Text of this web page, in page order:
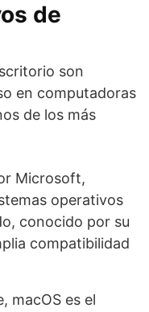
de
son
en computadoras
de los más
Microsoft,
operativos
conocido por su
compatibilidad
macOS es el